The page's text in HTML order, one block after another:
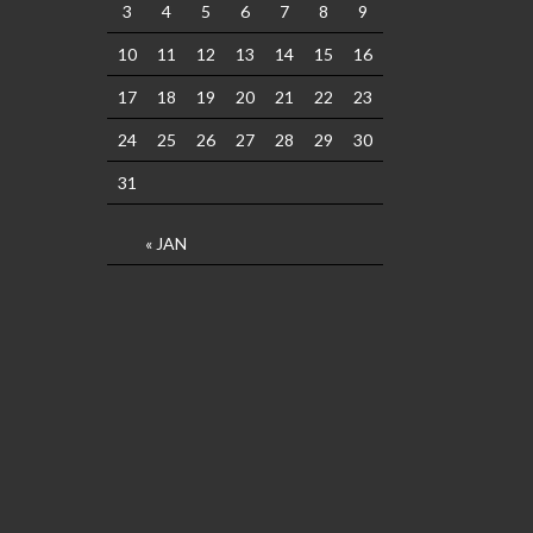
« JAN
3 4 5 6 7 8 9
10 11 12 13 14 15 16
17 18 19 20 21 22 23
24 25 26 27 28 29 30
31